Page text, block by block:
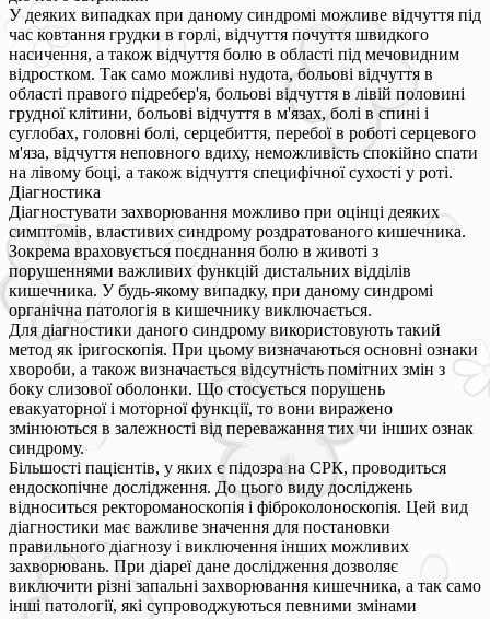
У деяких випадках при даному синдромі можливе відчуття під
час ковтання грудки в горлі, відчуття почуття швидкого
насичення, а також відчуття болю в області під мечовидним
відростком. Так само можливі нудота, больові відчуття в
області правого підребер'я, больові відчуття в лівій половині
грудної клітини, больові відчуття в м'язах, болі в спині і
суглобах, головні болі, серцебиття, перебої в роботі серцевого
м'яза, відчуття неповного вдиху, неможливість спокійно спати
на лівому боці, а також відчуття специфічної сухості у роті.
Діагностика
Діагностувати захворювання можливо при оцінці деяких
симптомів, властивих синдрому роздратованого кишечника.
Зокрема враховується поєднання болю в животі з
порушеннями важливих функцій дистальних відділів
кишечника. У будь-якому випадку, при даному синдромі
органічна патологія в кишечнику виключається.
Для діагностики даного синдрому використовують такий
метод як іригоскопія. При цьому визначаються основні ознаки
хвороби, а також визначається відсутність помітних змін з
боку слизової оболонки. Що стосується порушень
евакуаторної і моторної функції, то вони виражено
змінюються в залежності від переважання тих чи інших ознак
синдрому.
Більшості пацієнтів, у яких є підозра на СРК, проводиться
ендоскопічне дослідження. До цього виду досліджень
відноситься ректороманоскопія і фіброколоноскопія. Цей вид
діагностики має важливе значення для постановки
правильного діагнозу і виключення інших можливих
захворювань. При діареї дане дослідження дозволяє
виключити різні запальні захворювання кишечника, а так само
інші патології, які супроводжуються певними змінами